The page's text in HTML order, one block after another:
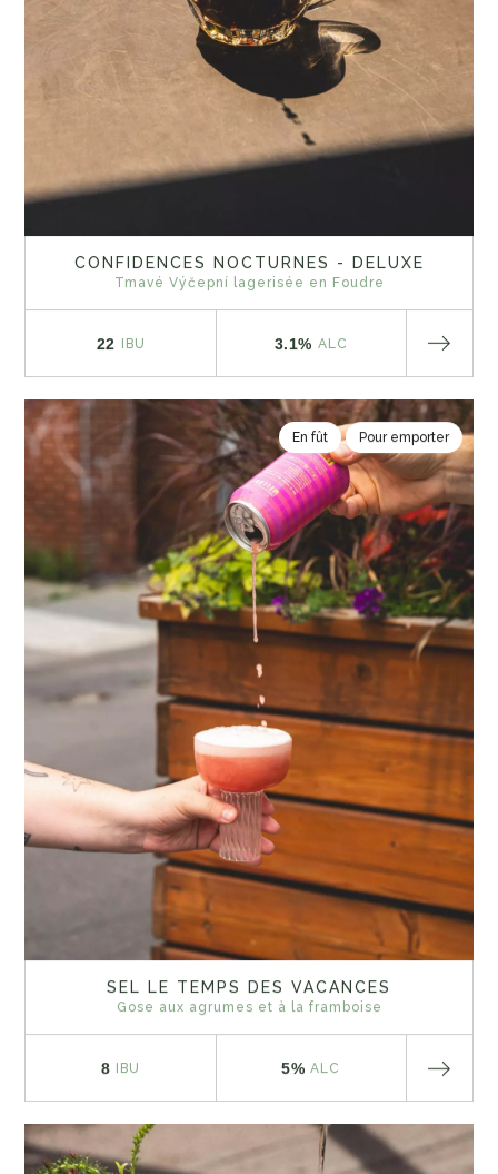
CONFIDENCES NOCTURNES - DELUXE
Tmavé Výčepní lagerisée en Foudre
22 IBU 3.1% ALC
En fût Pour emporter
SEL LE TEMPS DES VACANCES
Gose aux agrumes et à la framboise
8 IBU 5% ALC